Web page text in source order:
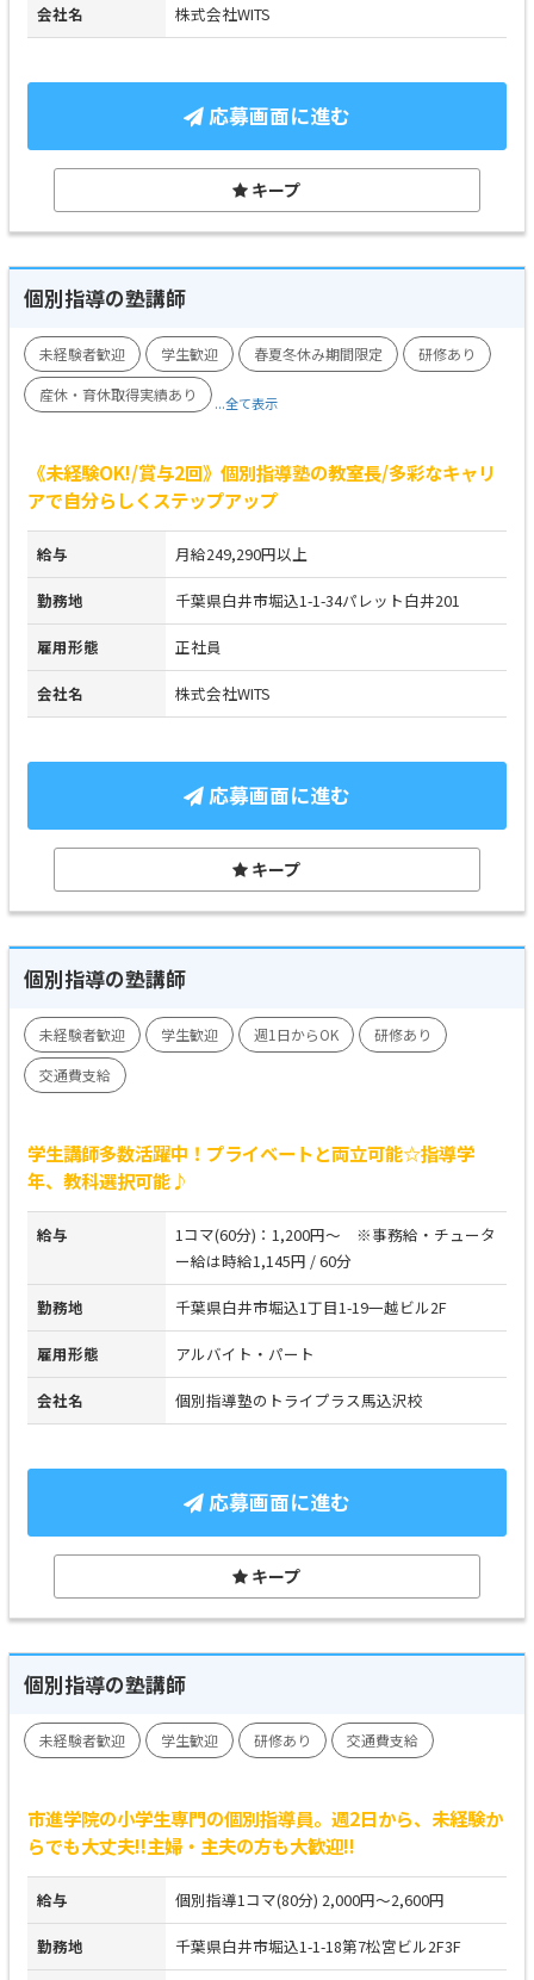
会社名 株式会社WITS
応募画面に進む
キープ
個別指導の塾講師
未経験者歓迎 学生歓迎 春夏冬休み期間限定
研修あり
産休・育休取得実績あり
...全て表示
《未経験OK!/賞与2回》個別指導塾の教室長/多彩なキャリ
アで自分らしくステップアップ
給与 月給249,290円以上
勤務地 千葉県白井市堀込1-1-34パレット白井201
雇用形態 正社員
会社名 株式会社WITS
応募画面に進む
キープ
個別指導の塾講師
未経験者歓迎 学生歓迎 週1日からOK
研修あり
交通費支給
学生講師多数活躍中！プライベートと両立可能☆指導学
年、教科選択可能♪
給与
1コマ(60分)：1,200円～ ※事務給・チュータ
ー給は時給1,145円 / 60分
勤務地 千葉県白井市堀込1丁目1-19一越ビル2F
雇用形態 アルバイト・パート
会社名 個別指導塾のトライプラス馬込沢校
応募画面に進む
キープ
個別指導の塾講師
未経験者歓迎 学生歓迎 研修あり 交通費支給
市進学院の小学生専門の個別指導員。週2日から、未経験か
らでも大丈夫!!主婦・主夫の方も大歓迎!!
給与 個別指導1コマ(80分) 2,000円～2,600円
勤務地 千葉県白井市堀込1-1-18第7松宮ビル2F3F